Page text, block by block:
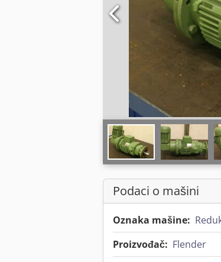
Podaci o mašini
Oznaka mašine:
Proizvođač: Flender